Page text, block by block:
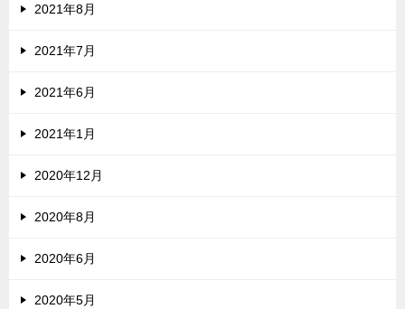
2021年8月
2021年7月
2021年6月
2021年1月
2020年12月
2020年8月
2020年6月
2020年5月